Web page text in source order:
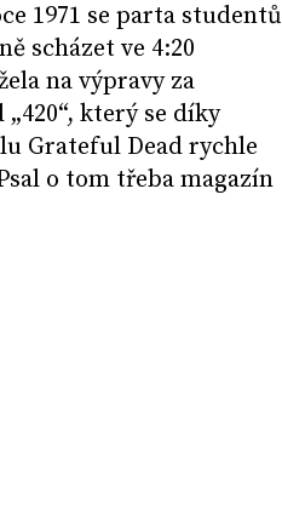
1971 se parta studentů
scházet ve 4:20
na výpravy za
který se díky
Grateful Dead rychle
o tom třeba magazín